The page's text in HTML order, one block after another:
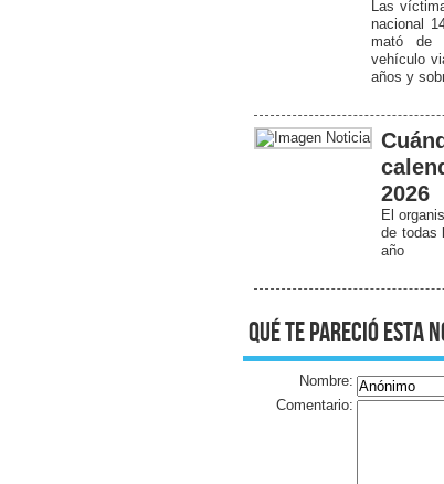
Las
nacional
mató de
vehículo
años y
2026
El
de todas
año
qué te pareció esta
Nombre:
Comentario: